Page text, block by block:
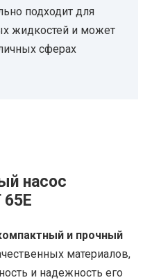
подходит для
жидкостей и может
сферах
насос
65E
и прочный
материалов,
и надежность его